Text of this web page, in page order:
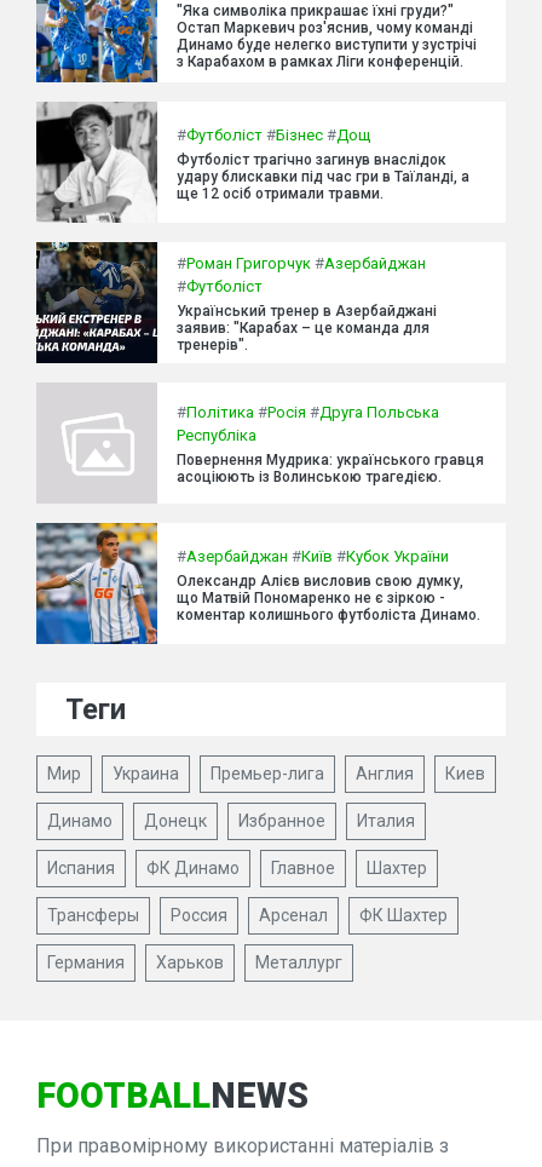
"Яка символіка прикрашає їхні груди?"
Остап Маркевич роз'яснив, чому команді
Динамо буде нелегко виступити у зустрічі
з Карабахом в рамках Ліги конференцій.
#Футболіст #Бізнес #Дощ
Футболіст трагічно загинув внаслідок
удару блискавки під час гри в Таїланді, а
ще 12 осіб отримали травми.
#Роман Григорчук #Азербайджан
#Футболіст
Український тренер в Азербайджані
заявив: "Карабах – це команда для
тренерів".
#Політика #Росія #Друга Польська
Республіка
Повернення Мудрика: українського гравця
асоціюють із Волинською трагедією.
#Азербайджан #Київ #Кубок України
Олександр Алієв висловив свою думку,
що Матвій Пономаренко не є зіркою -
коментар колишнього футболіста Динамо.
Теги
Мир Украина Премьер-лига Англия Киев
Динамо Донецк Избранное Италия
Испания ФК Динамо Главное Шахтер
Трансферы Россия Арсенал ФК Шахтер
Германия Харьков Металлург
FOOTBALLNEWS
При правомірному використанні матеріалів з